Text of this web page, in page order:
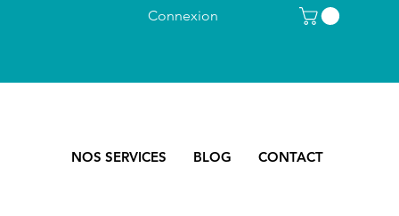
Connexion
CONTACT
BLOG
NOS SERVICES